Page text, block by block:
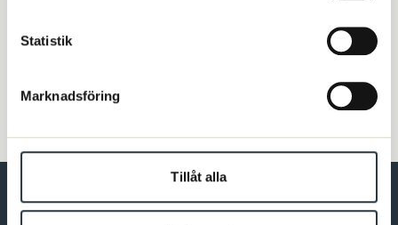
Statistik
Marknadsföring
Tillåt alla